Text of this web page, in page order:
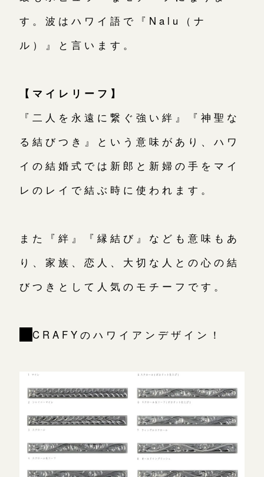
す。波はハワイ語で『Nalu（ナ
ル）』と言います。
【マイレリーフ】
『二人を永遠に繋ぐ強い絆』『神聖な
る結びつき』という意味があり、ハワ
イの結婚式では新郎と新婦の手をマイ
レのレイで結ぶ時に使われます。
また『絆』『縁結び』なども意味もあ
り、家族、恋人、大切な人との心の結
びつきとして人気のモチーフです。
CRAFYのハワイアンデザイン！